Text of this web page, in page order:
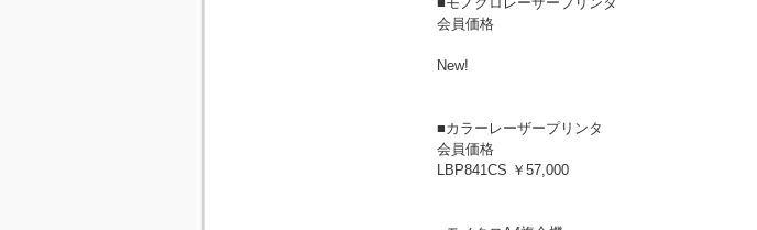
会員価格
New!
■カラーレーザープリンタ
会員価格
LBP841CS ￥57,000